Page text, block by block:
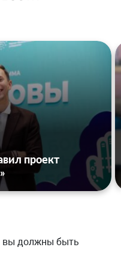
проект
вы должны быть